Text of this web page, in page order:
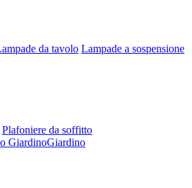
da tavolo Lampade a sospensione
Plafoniere da soffitto
Giardino